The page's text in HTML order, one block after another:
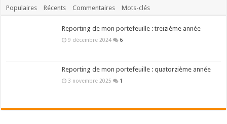
Populaires Récents Commentaires Mots-clés
Reporting de mon portefeuille : treizième année
9 décembre 2024 6
Reporting de mon portefeuille : quatorzième année
3 novembre 2025 1